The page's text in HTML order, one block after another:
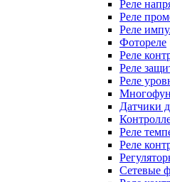
Реле
Реле
Реле
Фотореле
Реле
Реле
Реле
Датчики
Реле
Реле
Сетевые